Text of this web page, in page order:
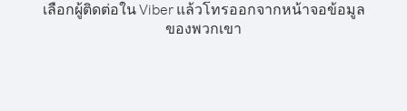
เลือกผู้ติดต่อใน Viber แล้วโทรออกจากหน้าจอข้อมูล
ของพวกเขา